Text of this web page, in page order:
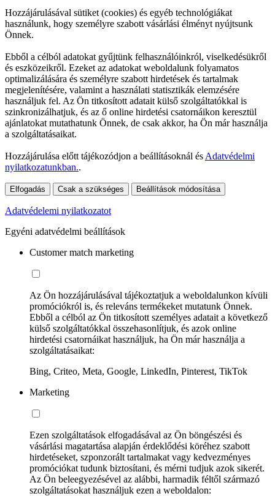
Hozzájárulásával sütiket (cookies) és egyéb technológiákat
használunk, hogy személyre szabott vásárlási élményt nyújtsunk
Önnek.
Ebből a célból adatokat gyűjtünk felhasználóinkról, viselkedésükről
és eszközeikről. Ezeket az adatokat weboldalunk folyamatos
optimalizálására és személyre szabott hirdetések és tartalmak
megjelenítésére, valamint a használati statisztikák elemzésére
használjuk fel. Az Ön titkosított adatait külső szolgáltatókkal is
szinkronizálhatjuk, és az ő online hirdetési csatornáikon keresztül
ajánlatokat mutathatunk Önnek, de csak akkor, ha Ön már használja
a szolgáltatásaikat.
Hozzájárulása előtt tájékozódjon a beállításoknál és Adatvédelmi
nyilatkozatunkban..
Elfogadás Csak a szükséges Beállítások módosítása
Adatvédelemi nyilatkozatot
Egyéni adatvédelmi beállítások
Customer match marketing
Az Ön hozzájárulásával tájékoztatjuk a weboldalunkon kívüli
promóciókról is, és releváns termékeket mutatunk Önnek.
Ebből a célból az Ön titkosított személyes adatait a következő
külső szolgáltatókkal összehasonlítjuk, és azok online
hirdetési csatornáikat használjuk, ha Ön már használja a
szolgáltatásaikat:
Bing, Criteo, Meta, Google, LinkedIn, Pinterest, TikTok
Marketing
Ezen szolgáltatások elfogadásával az Ön böngészési és
vásárlási magatartása alapján érdeklődési köréhez szabott
hirdetéseket, szponzorált tartalmakat vagy kedvezményes
promóciókat tudunk biztosítani, és mérni tudjuk azok sikerét.
Az Ön beleegyezésével az alábbi, harmadik féltől származó
szolgáltatásokat használjuk ezen a weboldalon: